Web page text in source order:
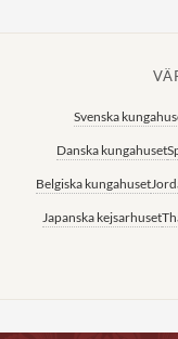
Svenska
Danska kungahuset
Belgiska kungahuset
Japanska kejsarhuset